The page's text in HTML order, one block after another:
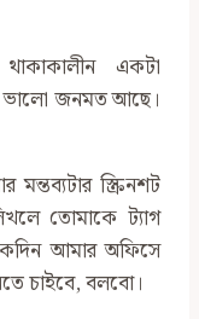
একটা
ভালো জনমত আছে।
মন্তব্যটার স্ক্রিনশট
তোমাকে ট্যাগ
আমার অফিসে
চাইবে, বলবো।